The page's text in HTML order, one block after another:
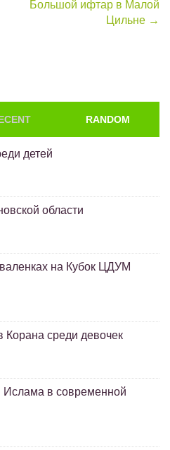
Большой ифтар в Малой
Цильне →
RANDOM
детей
области
на Кубок ЦДУМ
Корана среди девочек
Ислама в современной